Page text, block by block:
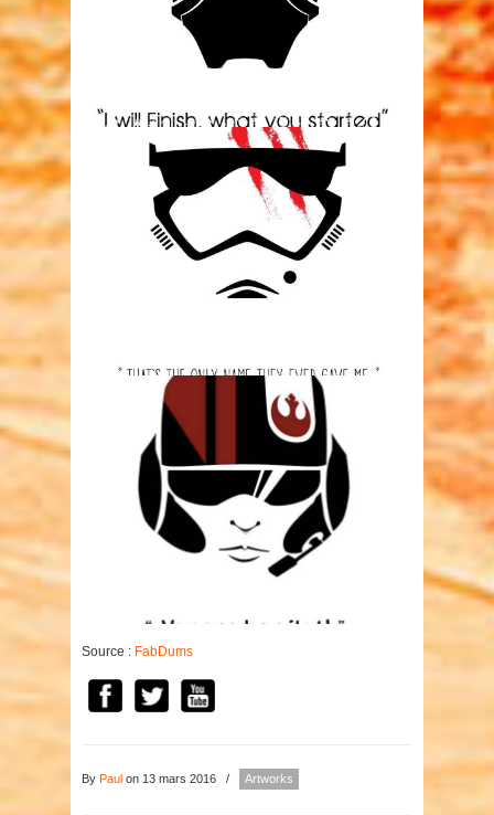
Source : FabDums
By Paul on 13 mars 2016 / Artworks